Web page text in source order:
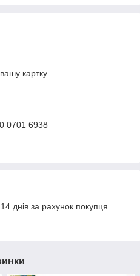
картку
0701 6938
днів за рахунок покупця